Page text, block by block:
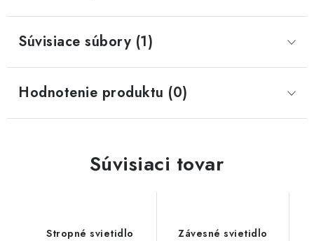
Súvisiace súbory (1)
Hodnotenie produktu (0)
Súvisiaci tovar
Stropné svietidlo
Závesné svietidlo